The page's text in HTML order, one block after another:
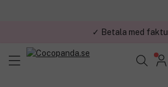
✓ Trygg E-handel